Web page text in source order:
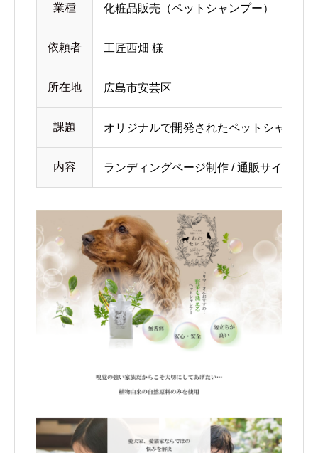
業種 化粧品販売（ペットシャンプー）
依頼者 工匠西畑 様
所在地 広島市安芸区
課題 オリジナルで開発されたペットシャンプ
内容 ランディングページ制作 / 通販サイト /